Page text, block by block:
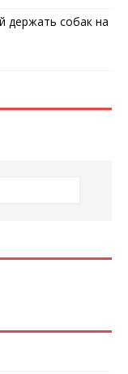
держать собак на